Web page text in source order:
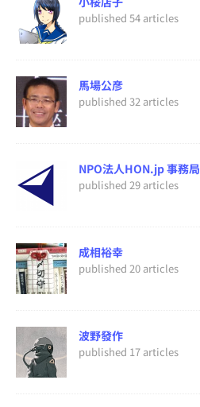
published 54 articles
馬場公彦
published 32 articles
NPO法人HON.jp 事務局
published 29 articles
成相裕幸
published 20 articles
波野發作
published 17 articles